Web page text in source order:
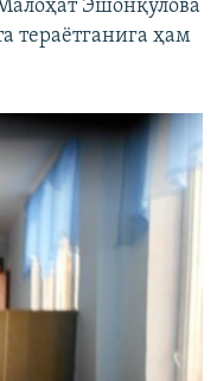
Эшонқулова
тераётганига ҳам